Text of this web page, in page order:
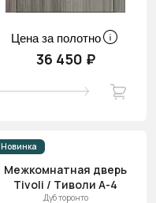
Цена за полотно
36 450 ₽
Новинка
Межкомнатная дверь
Tivoli / Тиволи А-4
Дуб торонто